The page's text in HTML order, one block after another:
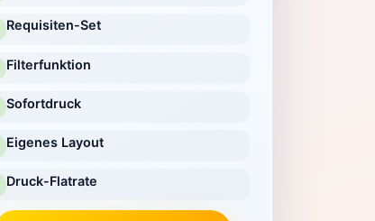
Requisiten-Set
Filterfunktion
Sofortdruck
Eigenes Layout
Druck-Flatrate